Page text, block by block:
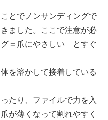
とでノンサンディングで
ました。ここで注意が必
グ＝爪にやさしい とすぐ
を溶かして接着している
たり、ファイルで力を入
が薄くなって割れやすく